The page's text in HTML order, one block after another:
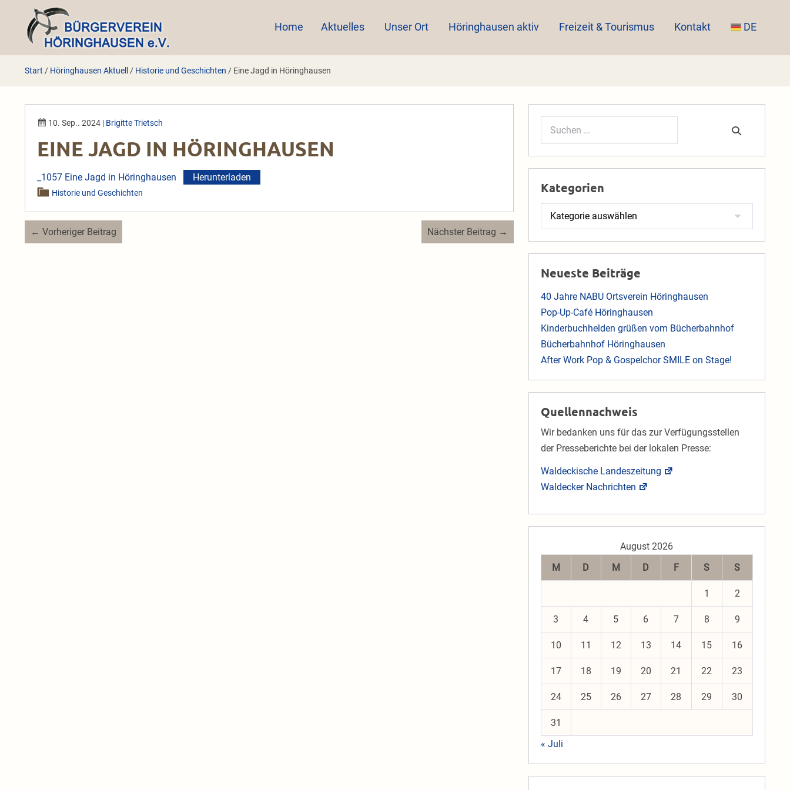
springen
Home Aktuelles Unser Ort Höringhausen aktiv Freizeit & Tourismus Kontakt DE
Start / Höringhausen Aktuell / Historie und Geschichten / Eine Jagd in Höringhausen
10. Sep.. 2024 | Brigitte Trietsch
EINE JAGD IN HÖRINGHAUSEN
_1057 Eine Jagd in Höringhausen Herunterladen
Historie und Geschichten
Beitragsnavigation
← Vorheriger Beitrag Nächster Beitrag →
Suchen
Kategorien
Kategorien
Neueste Beiträge
40 Jahre NABU Ortsverein Höringhausen
Pop-Up-Café Höringhausen
Kinderbuchhelden grüßen vom Bücherbahnhof
Bücherbahnhof Höringhausen
After Work Pop & Gospelchor SMILE on Stage!
Quellennachweis
Wir bedanken uns für das zur Verfügungsstellen
der Presseberichte bei der lokalen Presse:
Waldeckische Landeszeitung
Waldecker Nachrichten
August 2026
M
D M D F S S
1 2
3 4 5 6 7 8 9
10 11 12 13 14 15 16
17 18 19 20 21 22 23
24 25 26 27 28 29 30
31
« Juli